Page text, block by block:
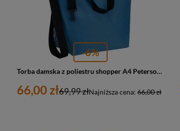
-6%
Torba damska z poliestru shopper A4 Peterson TZ15605D duża błękitna
66,00 zł Najniższa cena: 66,00 zł
69,99 zł